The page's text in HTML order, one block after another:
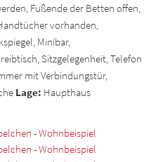
Fußende der Betten offen,
vorhanden,
Minibar,
Sitzgelegenheit, Telefon
mit Verbindungstür,
Lage: Haupthaus